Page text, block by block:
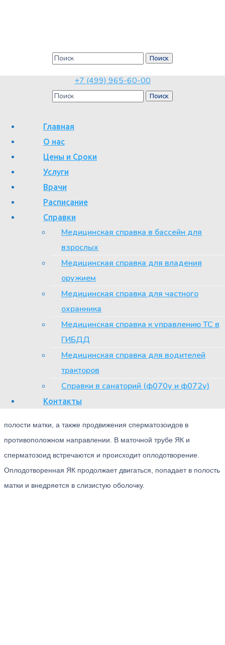
+7 (499) 965-60-00
Главная
О нас
Цены и Сроки
Услуги
Врачи
Расписание
Справки
Медицинская справка в бассейн для
взрослых
Медицинская справка для владения
оружием
Медицинская справка для частного
охранника
Медицинская справка к управлению ТС в
ГИБДД
Медицинская справка для водителей
тракторов
Справки в санаторий (ф070у и ф072у)
Контакты
Трубное бесплодие – диагностика и лечение
Одной из самых актуальных проблем в гинекологии является
бесплодие. Особенно часто оно развивается при нарушении
проходимости маточных труб. Лечение такой патологии требует
предварительного тщательного обследования в хорошо
оснащенной клинике.
поводу трубного бесплодия можно
пройти в Клинико-диагностическом
центре № 6.
Строение и функции фаллопиевых труб
полости матки, а также продвижения сперматозоидов в
противоположном направлении. В маточной трубе ЯК и
сперматозоид встречаются и происходит оплодотворение.
Оплодотворенная ЯК продолжает двигаться, попадает в полость
матки и внедряется в слизистую оболочку.